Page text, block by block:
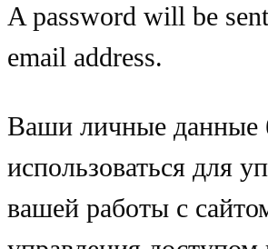
A password will be
email address.
Ваши личные данные
использоваться для
вашей работы с